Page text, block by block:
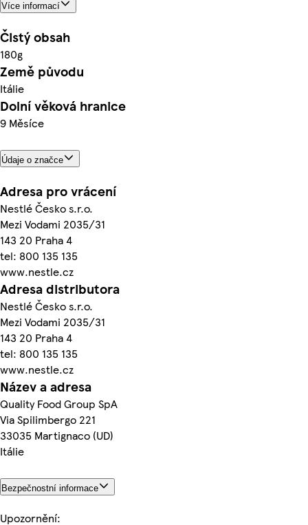
Více informací
Čistý obsah
180g
Země původu
Itálie
Dolní věková hranice
9 Měsíce
Údaje o značce
Adresa pro vrácení
Nestlé Česko s.r.o.
Mezi Vodami 2035/31
143 20 Praha 4
tel: 800 135 135
www.nestle.cz
Adresa distributora
Nestlé Česko s.r.o.
Mezi Vodami 2035/31
143 20 Praha 4
tel: 800 135 135
www.nestle.cz
Název a adresa
Quality Food Group SpA
Via Spilimbergo 221
33035 Martignaco (UD)
Itálie
Bezpečnostní informace
Upozornění: